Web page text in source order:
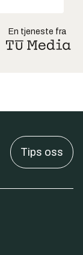
En tjeneste fra
Tips oss